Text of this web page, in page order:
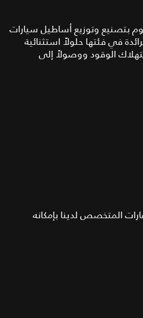
بتصنيع وتوزيع أساطيل سيارات
في فئتها حلولاً استثنائية
الوقود ووصولاً إلى
المتخصص لدينا بإمكانه